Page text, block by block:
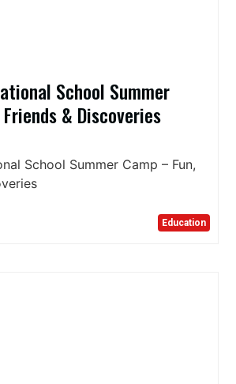
School Summer
& Discoveries
School Summer Camp – Fun,
Education